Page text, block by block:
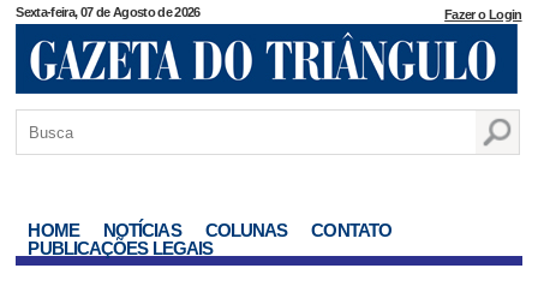
Sexta-feira, 07 de Agosto de 2026 Fazer o Login
HOME NOTÍCIAS COLUNAS
CONTATO
PUBLICAÇÕES LEGAIS